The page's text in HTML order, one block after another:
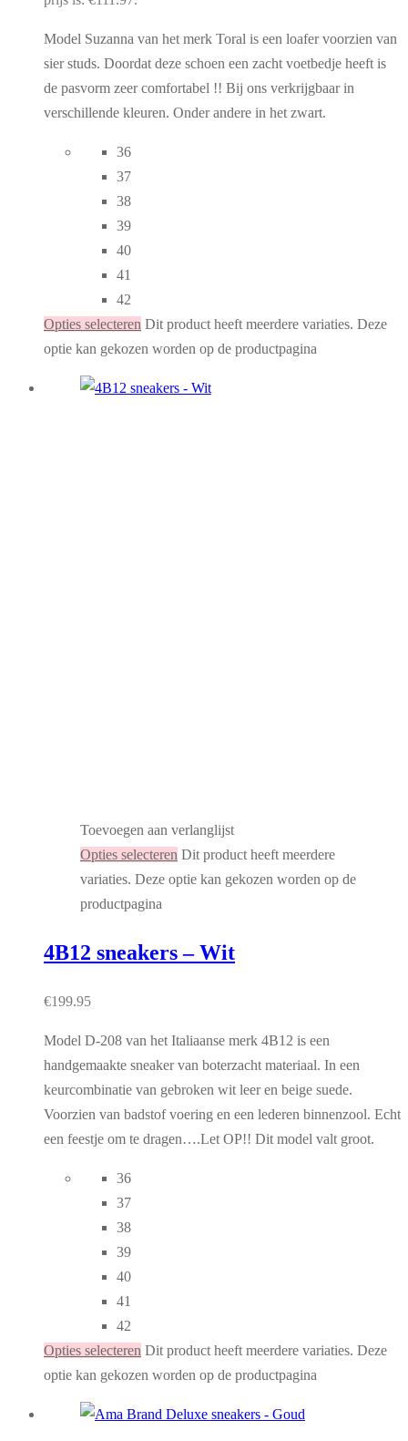
Model Suzanna van het merk Toral is een loafer voorzien van
sier studs. Doordat deze schoen een zacht voetbedje heeft is
de pasvorm zeer comfortabel !! Bij ons verkrijgbaar in
verschillende kleuren. Onder andere in het zwart.
36
37
38
39
40
41
42
Opties selecteren Dit product heeft meerdere variaties. Deze
optie kan gekozen worden op de productpagina
Toevoegen aan verlanglijst
Opties selecteren Dit product heeft meerdere
variaties. Deze optie kan gekozen worden op de
productpagina
4B12 sneakers – Wit
€199.95
Model D-208 van het Italiaanse merk 4B12 is een
handgemaakte sneaker van boterzacht materiaal. In een
keurcombinatie van gebroken wit leer en beige suede.
Voorzien van badstof voering en een lederen binnenzool. Echt
een feestje om te dragen….Let OP!! Dit model valt groot.
36
37
38
39
40
41
42
Opties selecteren Dit product heeft meerdere variaties. Deze
optie kan gekozen worden op de productpagina